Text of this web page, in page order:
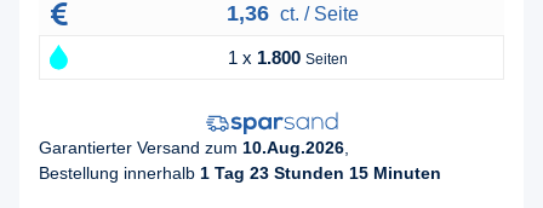
1,36 ct. / Seite
1 x 1.800 Seiten
Garantierter Versand zum 10.Aug.2026
Bestellung innerhalb 1 Tag 23 Stunden 15 Minuten